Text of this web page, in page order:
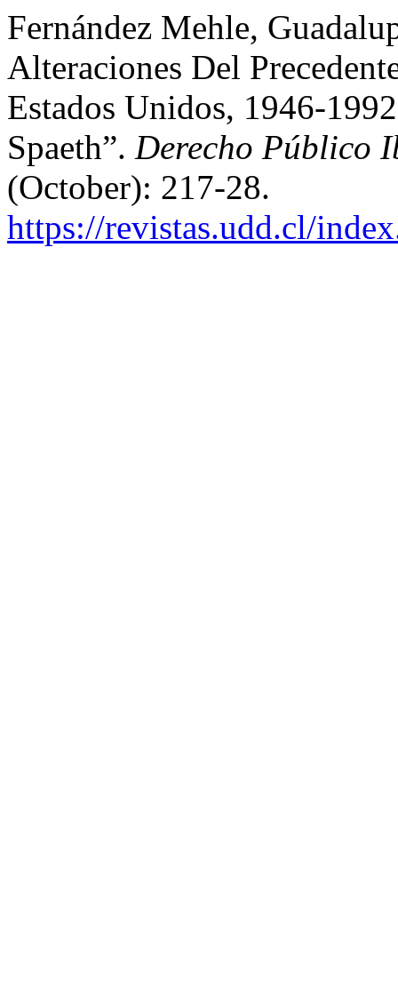
Fernández Mehle,
Alteraciones Del
Estados Unidos, 1946-
Spaeth”. Derecho Público
(October): 217-28.
https://revistas.udd.cl/